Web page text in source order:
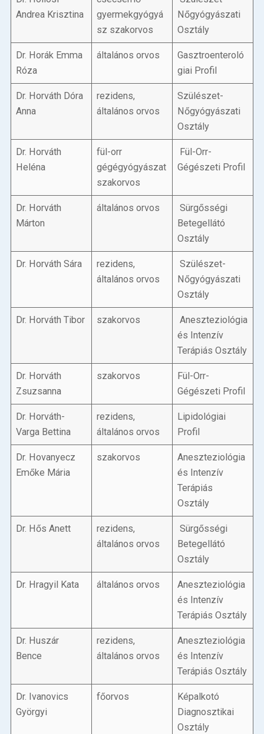
Andrea Krisztina
gyermekgyógyá
sz szakorvos
Nőgyógyászati
Osztály
Dr. Horák Emma
Róza
általános orvos
Gasztroenteroló
giai Profil
Dr. Horváth Dóra
Anna
rezidens,
általános orvos
Szülészet-
Nőgyógyászati
Osztály
Dr. Horváth
Heléna
fül-orr
gégégyógyászat
szakorvos
Fül-Orr-
Gégészeti Profil
Dr. Horváth
Márton
általános orvos
Sürgősségi
Betegellátó
Osztály
Dr. Horváth Sára
rezidens,
általános orvos
Szülészet-
Nőgyógyászati
Osztály
Dr. Horváth Tibor szakorvos
Aneszteziológia
és Intenzív
Terápiás Osztály
Dr. Horváth
Zsuzsanna
szakorvos
Fül-Orr-
Gégészeti Profil
Dr. Horváth-
Varga Bettina
rezidens,
általános orvos
Lipidológiai
Profil
Dr. Hovanyecz
Emőke Mária
szakorvos
Aneszteziológia
és Intenzív
Terápiás
Osztály
Dr. Hős Anett
rezidens,
általános orvos
Sürgősségi
Betegellátó
Osztály
Dr. Hragyil Kata általános orvos
Aneszteziológia
és Intenzív
Terápiás Osztály
Dr. Huszár
Bence
rezidens,
általános orvos
Aneszteziológia
és Intenzív
Terápiás Osztály
Dr. Ivanovics
Györgyi
főorvos
Képalkotó
Diagnosztikai
Osztály